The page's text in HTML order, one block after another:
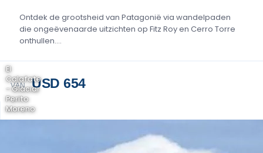
Ontdek de grootsheid van Patagonië via wandelpaden
die ongeëvenaarde uitzichten op Fitz Roy en Cerro Torre
onthullen....
VAN USD 654
El
Calafate
- Glaciar
Perito
Moreno